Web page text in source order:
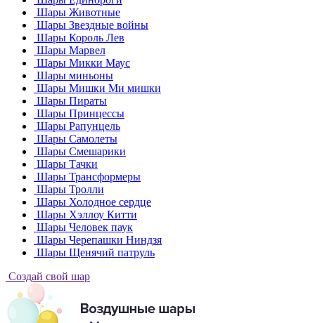
Шары Животные
Шары Звездные войны
Шары Король Лев
Шары Марвел
Шары Микки Маус
Шары миньоны
Шары Мишки Ми мишки
Шары Пираты
Шары Принцессы
Шары Рапунцель
Шары Самолеты
Шары Смешарики
Шары Тачки
Шары Трансформеры
Шары Тролли
Шары Холодное сердце
Шары Хэллоу Китти
Шары Человек паук
Шары Черепашки Ниндзя
Шары Щенячий патруль
Создай свой шар